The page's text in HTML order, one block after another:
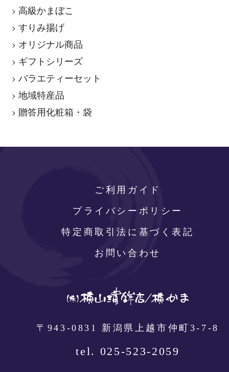
高級かまぼこ
すりみ揚げ
オリジナル商品
ギフトシリーズ
バラエティーセット
地域特産品
贈答用化粧箱・袋
ご利用ガイド
プライバシーポリシー
特定商取引法に基づく表記
お問い合わせ
〒943-0831 新潟県上越市仲町3-7-8
tel. 025-523-2059